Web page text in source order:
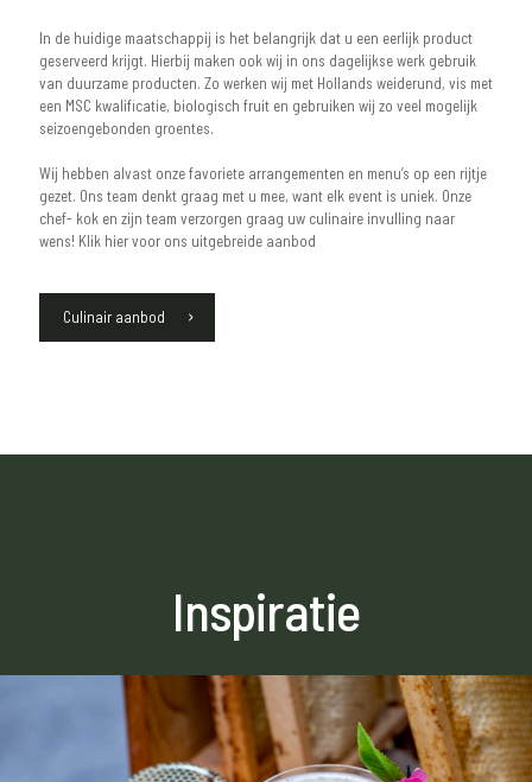
In de huidige maatschappij is het belangrijk dat u een eerlijk product
geserveerd krijgt. Hierbij maken ook wij in ons dagelijkse werk gebruik
van duurzame producten. Zo werken wij met Hollands weiderund, vis met
een MSC kwalificatie, biologisch fruit en gebruiken wij zo veel mogelijk
seizoengebonden groentes.
Wij hebben alvast onze favoriete arrangementen en menu’s op een rijtje
gezet. Ons team denkt graag met u mee, want elk event is uniek. Onze
chef- kok en zijn team verzorgen graag uw culinaire invulling naar
wens! Klik hier voor ons uitgebreide aanbod
Culinair aanbod
Inspiratie